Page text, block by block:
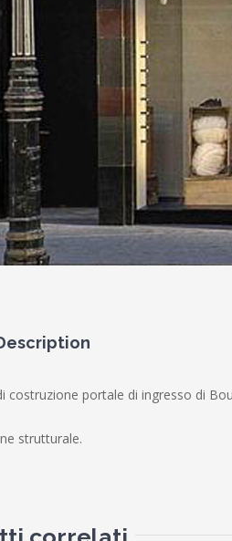
costruzione portale di ingresso di
strutturale.